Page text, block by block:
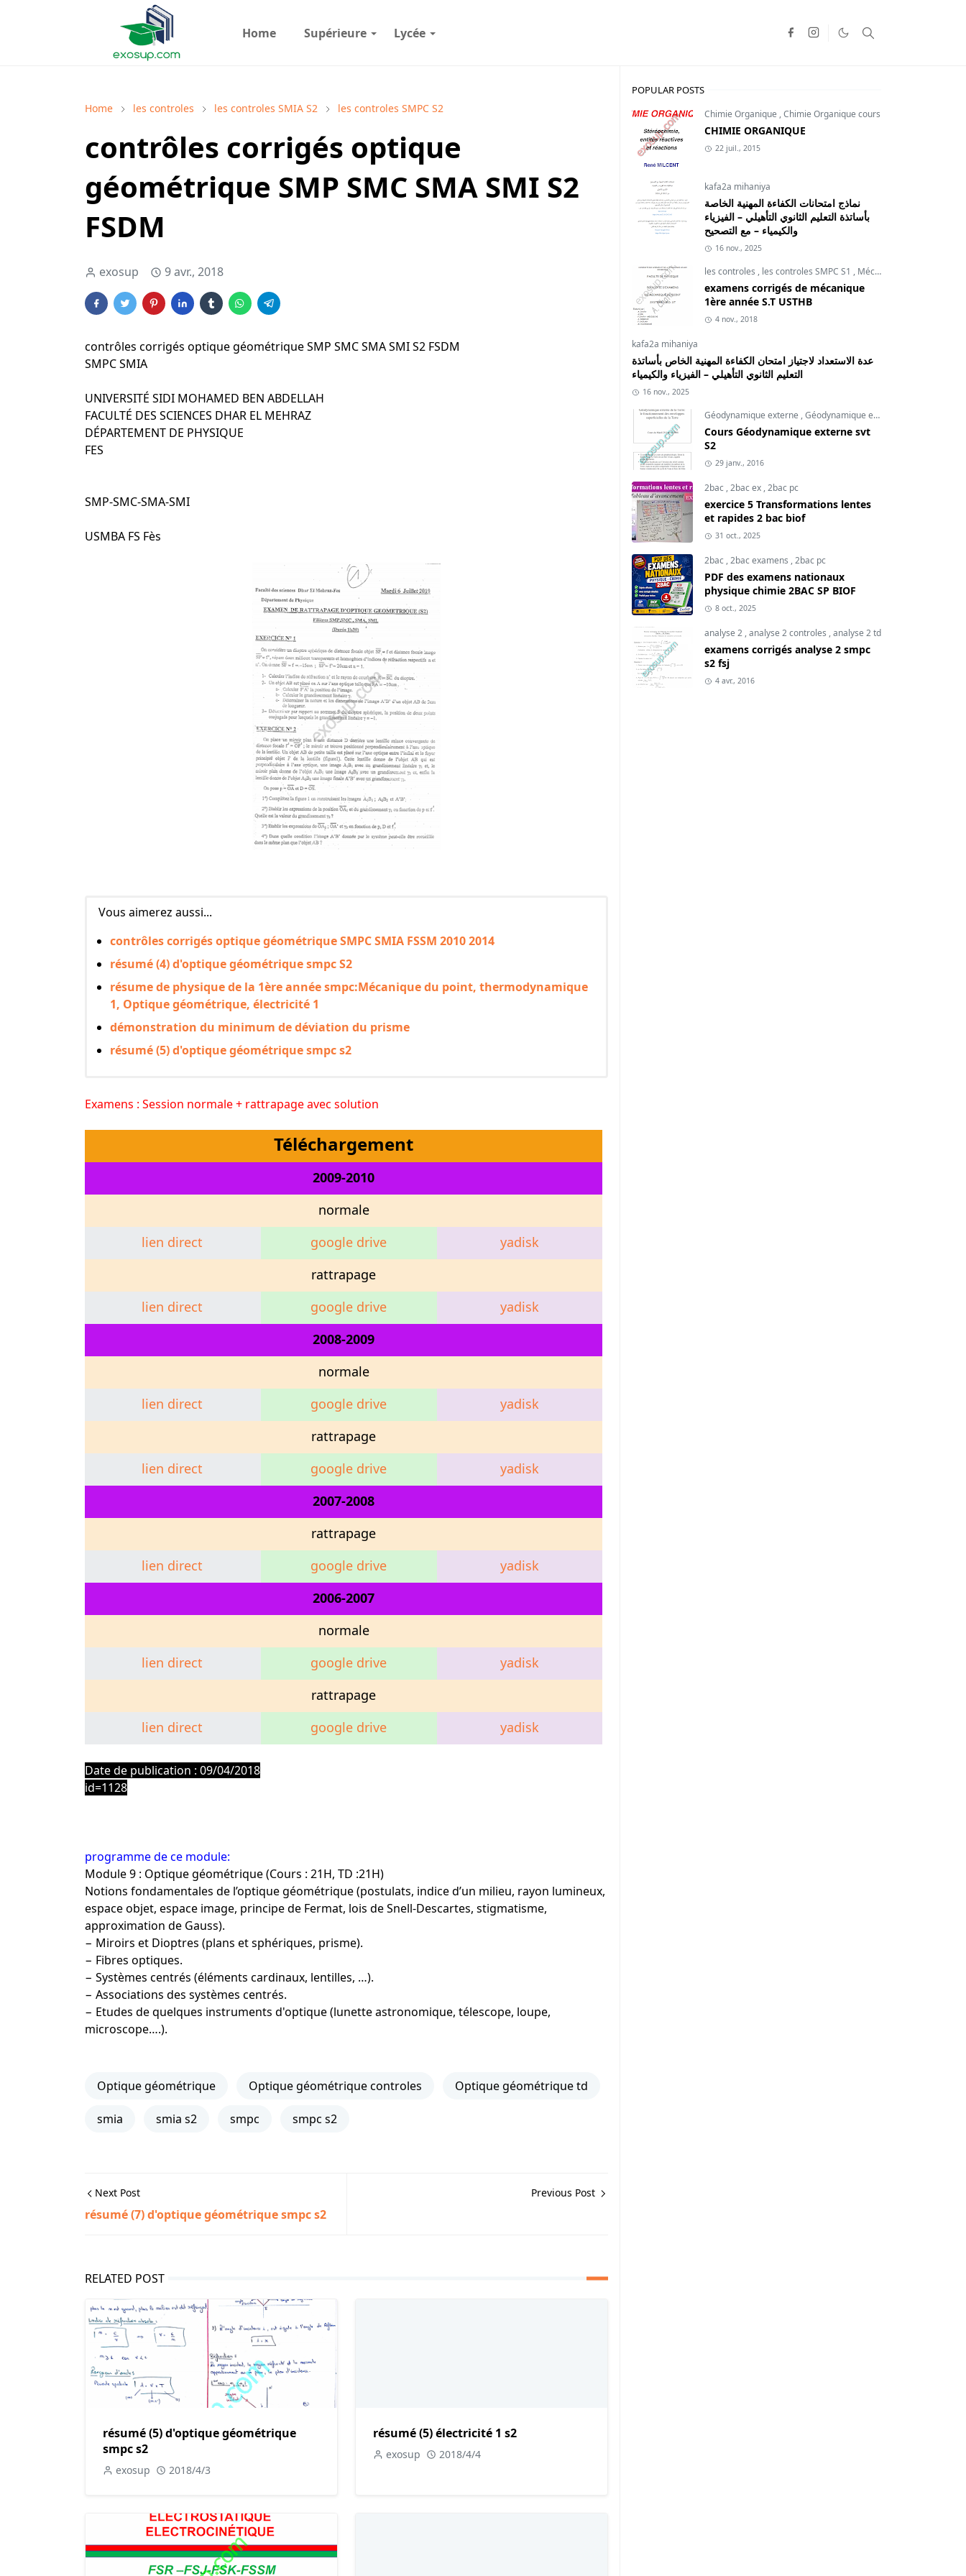
Home Supérieure Lycée
Home les controles les controles SMIA S2 les controles SMPC S2
contrôles corrigés optique
géométrique SMP SMC SMA SMI S2
FSDM
exosup 9 avr., 2018
contrôles corrigés optique géométrique SMP SMC SMA SMI S2 FSDM
SMPC SMIA
UNIVERSITÉ SIDI MOHAMED BEN ABDELLAH
FACULTÉ DES SCIENCES DHAR EL MEHRAZ
DÉPARTEMENT DE PHYSIQUE
FES
SMP-SMC-SMA‐SMI
USMBA FS Fès
Vous aimerez aussi...
contrôles corrigés optique géométrique SMPC SMIA FSSM 2010 2014
résumé (4) d'optique géométrique smpc S2
résume de physique de la 1ère année smpc:Mécanique du point, thermodynamique
1, Optique géométrique, électricité 1
démonstration du minimum de déviation du prisme
résumé (5) d'optique géométrique smpc s2
Examens : Session normale + rattrapage avec solution
Téléchargement
2009-2010
normale
lien direct
google drive
yadisk
rattrapage
lien direct
google drive
yadisk
2008-2009
normale
lien direct
google drive
yadisk
rattrapage
lien direct
google drive
yadisk
2007-2008
rattrapage
lien direct
google drive
yadisk
2006-2007
normale
lien direct
google drive
yadisk
rattrapage
lien direct
google drive yadisk
Date de publication : 09/04/2018
id=1128
programme de ce module:
Module 9 : Optique géométrique (Cours : 21H, TD :21H)
Notions fondamentales de l’optique géométrique (postulats, indice d’un milieu, rayon lumineux,
espace objet, espace image, principe de Fermat, lois de Snell-Descartes, stigmatisme,
approximation de Gauss).
− Miroirs et Dioptres (plans et sphériques, prisme).
− Fibres optiques.
− Systèmes centrés (éléments cardinaux, lentilles, …).
− Associations des systèmes centrés.
− Etudes de quelques instruments d'optique (lunette astronomique, télescope, loupe,
microscope….).
Optique géométrique Optique géométrique controles Optique géométrique td
smia smia s2 smpc smpc s2
Next Post
résumé (7) d'optique géométrique smpc s2
Previous Post
RELATED POST
résumé (5) d'optique géométrique
smpc s2
exosup 2018/4/3
résumé (5) électricité 1 s2
exosup 2018/4/4
POPULAR POSTS
Chimie Organique ,Chimie Organique cours
CHIMIE ORGANIQUE
22 juil., 2015
kafa2a mihaniya
نماذج امتحانات الكفاءة المهنية الخاصة
بأساتذة التعليم الثانوي التأهيلي – الفيزياء
والكيمياء – مع التصحيح
16 nov., 2025
les controles , les controles SMPC S1 , Mécanique du point
examens corrigés de mécanique
1ère année S.T USTHB
4 nov., 2018
kafa2a mihaniya
عدة الاستعداد لاجتياز امتحان الكفاءة المهنية الخاص بأساتذة
التعليم الثانوي التأهيلي – الفيزياء والكيمياء
16 nov., 2025
Géodynamique externe ,Géodynamique externe cours
Cours Géodynamique externe svt
S2
29 janv., 2016
2bac,2bac ex,2bac pc
exercice 5 Transformations lentes
et rapides 2 bac biof
31 oct., 2025
2bac,2bac examens ,2bac pc
PDF des examens nationaux
physique chimie 2BAC SP BIOF
8 oct., 2025
analyse 2,analyse 2 controles ,analyse 2 td
examens corrigés analyse 2 smpc
s2 fsj
4 avr., 2016